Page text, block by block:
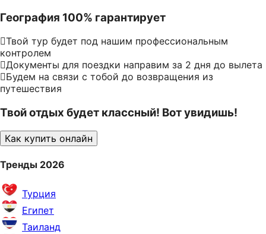
География 100% гарантирует
Твой тур будет под нашим профессиональным
контролем
Документы для поездки направим за 2 дня до вылета
Будем на связи с тобой до возвращения из
путешествия
Твой отдых будет классный! Вот увидишь!
Как купить онлайн
Тренды 2026
Турция
Египет
Таиланд